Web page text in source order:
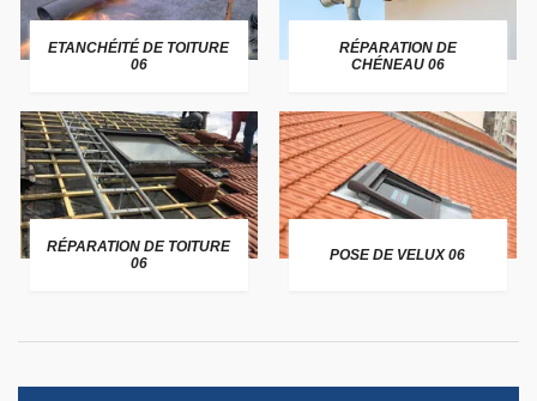
ETANCHÉITÉ DE TOITURE
06
RÉPARATION DE
CHÉNEAU 06
RÉPARATION DE TOITURE
06
POSE DE VELUX 06